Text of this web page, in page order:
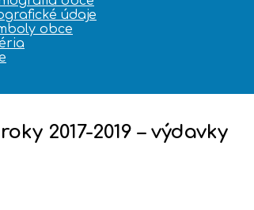
údaje
obce
2017-2019 – výdavky